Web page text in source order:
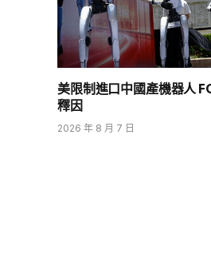
美限制進口中國產機器人
釋因
2026 年 8 月 7 日